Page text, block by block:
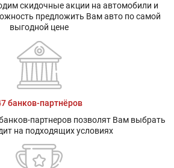
скидочные акции на автомобили и
предложить Вам авто по самой
выгодной цене
банков-партнёров
партнеров позволят Вам выбрать
на подходящих условиях